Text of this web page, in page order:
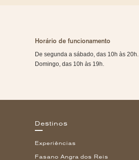
Horário de funcionamento
De segunda a sábado, das 10h às 20h.
Domingo, das 10h às 19h.
Destinos
Experiências
Fasano Angra dos Reis